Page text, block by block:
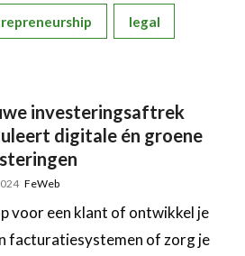
legal
investeringsaftrek
digitale én groene
FeWeb
voor een klant of ontwikkel je
facturatiesystemen of zorg je